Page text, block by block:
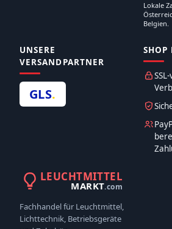
Lokale
Belgien.
UNSERE
VERSANDPARTNER
GLS.
SHOP
LEUCHTMITTEL
MARKT.com
Fachhandel für Leuchtmittel,
Lichttechnik, Betriebsgeräte